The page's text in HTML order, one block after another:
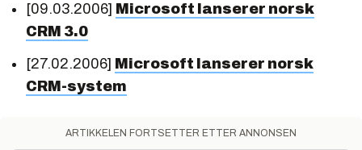
[09.03.2006] Microsoft lanserer norsk
CRM 3.0
[27.02.2006] Microsoft lanserer norsk
CRM-system
ARTIKKELEN FORTSETTER ETTER ANNONSEN